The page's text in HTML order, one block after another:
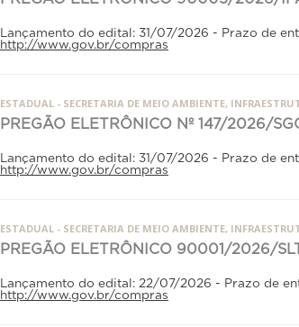
Lançamento do edital: 31/07/2026 - Prazo de
http://www.gov.br/compras
ESTADUAL - SECRETARIA DE MEIO AMBIENTE,
PREGÃO ELETRÔNICO Nº 147/2026/
Lançamento do edital: 31/07/2026 - Prazo de
http://www.gov.br/compras
ESTADUAL - SECRETARIA DE MEIO AMBIENTE,
PREGÃO ELETRÔNICO 90001/2026/
Lançamento do edital: 22/07/2026 - Prazo de
http://www.gov.br/compras